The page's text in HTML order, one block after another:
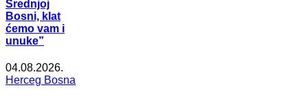
Srednjoj
Bosni, klat
ćemo vam i
unuke”
04.08.2026.
Herceg Bosna